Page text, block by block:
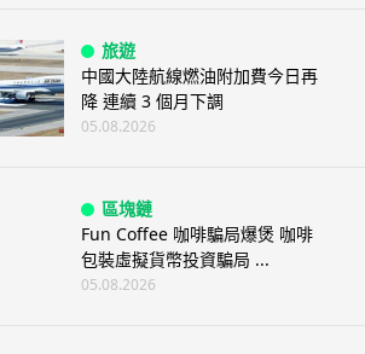
旅遊
中國大陸航線燃油附加費今日再
降 連續 3 個月下調
05.08.2026
區塊鏈
Fun Coffee 咖啡騙局爆煲 咖啡
包裝虛擬貨幣投資騙局 ...
05.08.2026